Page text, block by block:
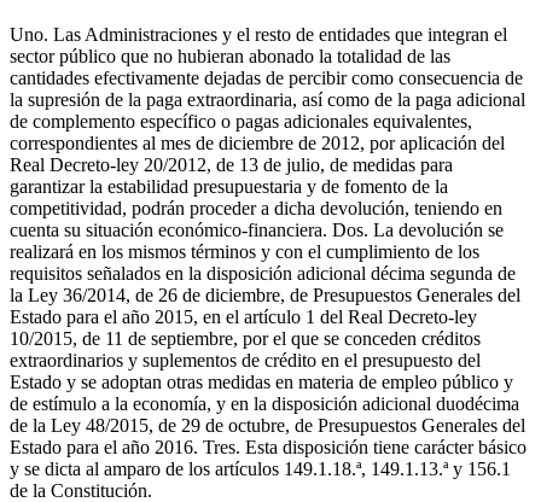
Uno. Las Administraciones y el resto de entidades que integran el
sector público que no hubieran abonado la totalidad de las
cantidades efectivamente dejadas de percibir como consecuencia de
la supresión de la paga extraordinaria, así como de la paga adicional
de complemento específico o pagas adicionales equivalentes,
correspondientes al mes de diciembre de 2012, por aplicación del
Real Decreto-ley 20/2012, de 13 de julio, de medidas para
garantizar la estabilidad presupuestaria y de fomento de la
competitividad, podrán proceder a dicha devolución, teniendo en
cuenta su situación económico-financiera. Dos. La devolución se
realizará en los mismos términos y con el cumplimiento de los
requisitos señalados en la disposición adicional décima segunda de
la Ley 36/2014, de 26 de diciembre, de Presupuestos Generales del
Estado para el año 2015, en el artículo 1 del Real Decreto-ley
10/2015, de 11 de septiembre, por el que se conceden créditos
extraordinarios y suplementos de crédito en el presupuesto del
Estado y se adoptan otras medidas en materia de empleo público y
de estímulo a la economía, y en la disposición adicional duodécima
de la Ley 48/2015, de 29 de octubre, de Presupuestos Generales del
Estado para el año 2016. Tres. Esta disposición tiene carácter básico
y se dicta al amparo de los artículos 149.1.18.ª, 149.1.13.ª y 156.1
de la Constitución.